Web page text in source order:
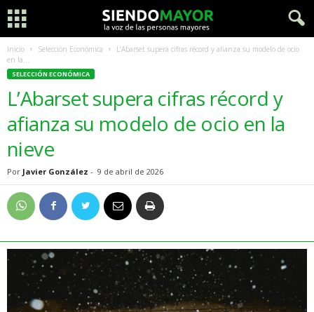
Inicio Selección Económica
L’Abarset supera cifras récord y afianza su modelo de ocio
en la...
SELECCIÓN ECONÓMICA
L’Abarset supera cifras récord y
afianza su modelo de ocio en la
nieve
Por Javier González - 9 de abril de 2026